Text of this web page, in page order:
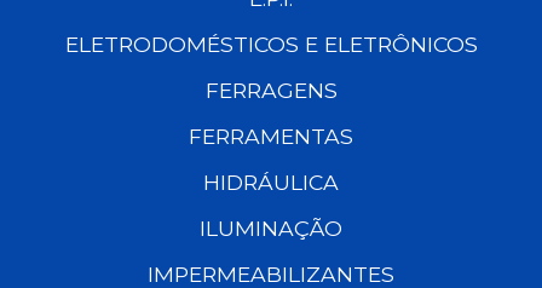
ELETRODOMÉSTICOS E ELETRÔNICOS
FERRAGENS
FERRAMENTAS
HIDRÁULICA
ILUMINAÇÃO
IMPERMEABILIZANTES